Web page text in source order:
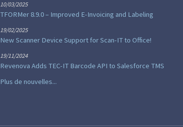
10/03/2025
TFORMer 8.9.0 – Improved E-Invoicing and Labeling
19/02/2025
New Scanner Device Support for Scan-IT to Office!
19/11/2024
Revenova Adds TEC-IT Barcode API to Salesforce TMS
Plus de nouvelles...